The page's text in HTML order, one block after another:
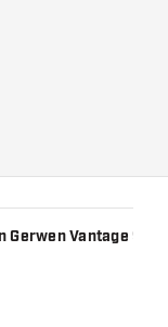
Vantage 90%